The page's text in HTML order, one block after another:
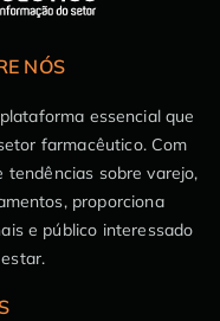
NÓS
essencial que
farmacêutico. Com
tendências sobre varejo,
proporciona
e público interessado